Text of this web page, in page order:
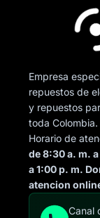
Empresa
repuestos de
y repuestos
toda Colombia.
Horario de
de 8:30 a. m.
a 1:00 p. m.
atencion
Canal